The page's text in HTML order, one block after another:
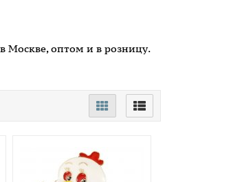
Москве, оптом и в розницу.